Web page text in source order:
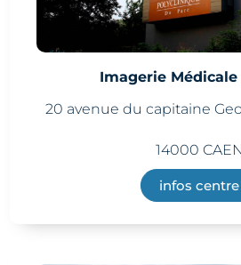
Imagerie
20 avenue du capitaine
14000 CAEN
infos centre